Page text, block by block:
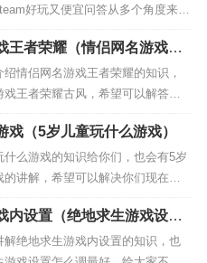
? 手机大型单机游戏有哪些？ 手机
好玩又便宜问答从多个角度来解
解决你现在遇到的问题！ 本文目录
上好玩的游戏有哪些 2、steam十
些？ 3、steam什么游戏好玩 4、
游戏好玩...
王者荣耀（情侣网名游戏王
情侣网名游戏王者荣耀的知识，
戏王者荣耀古风，希望可以解答大
本文目录一览： 1、王者甜蜜简单情
宠溺的情侣名有什么？ 2、王者情
者荣耀情侣名字大全 4、王者荣耀
情侣CP游戏名王者荣耀 狗粮满
戏（5岁儿童玩什么游戏）
什么游戏的知识给你们，也会有5岁
的讲解，希望可以解决你们现在的
一览： 1、小孩玩的游戏 2、适合
些 3、儿童游戏有哪些好玩的 4、
小孩玩的游戏 适合小孩玩的游戏
内设置（绝地求生游戏设置
解绝地求生游戏内设置的知识，也